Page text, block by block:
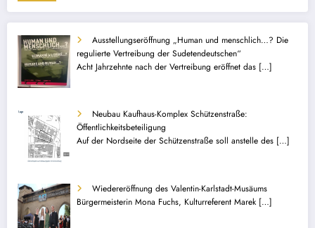
Ausstellungseröffnung „Human und menschlich…? Die
regulierte Vertreibung der Sudetendeutschen“
Acht Jahrzehnte nach der Vertreibung eröffnet das […]
Neubau Kaufhaus-Komplex Schützenstraße:
Öffentlichkeitsbeteiligung
Auf der Nordseite der Schützenstraße soll anstelle des […]
Wiedereröffnung des Valentin-Karlstadt-Musäums
Bürgermeisterin Mona Fuchs, Kulturreferent Marek […]